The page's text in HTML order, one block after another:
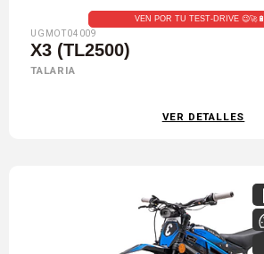
VEN POR TU TEST-DRIVE 😉🚀🔋
UGMOT04009
X3 (TL2500)
TALARIA
VER DETALLES